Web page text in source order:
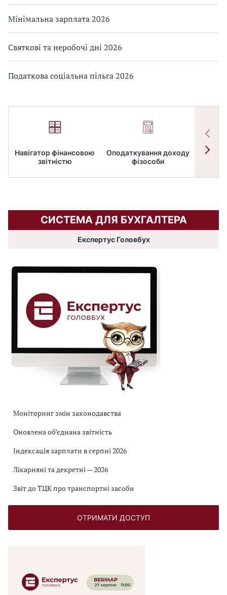
Мінімальна зарплата 2026
Святкові та неробочі дні 2026
Податкова соціальна пільга 2026
Навігатор фінансовою
звітністю
Оподаткування доходу
фізособи
СИСТЕМА ДЛЯ БУХГАЛТЕРА
Експертус Головбух
Моніторинг змін законодавства
Оновлена об’єднана звітність
Індексація зарплати в серпні 2026
Лікарняні та декретні — 2026
Звіт до ТЦК про транспортні засоби
ОТРИМАТИ ДОСТУП